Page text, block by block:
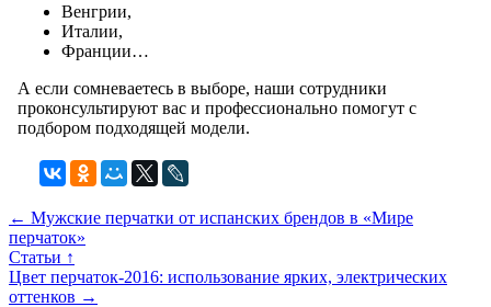
Венгрии,
Италии,
Франции…
А если сомневаетесь в выборе, наши сотрудники
проконсультируют вас и профессионально помогут с
подбором подходящей модели.
← Мужские перчатки от испанских брендов в «Мире
перчаток»
Статьи ↑
Цвет перчаток-2016: использование ярких, электрических
оттенков →